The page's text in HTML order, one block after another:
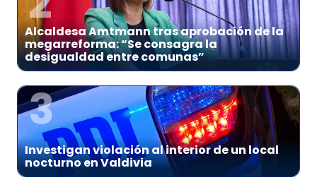
Alcaldesa Amtmann tras aprobación de la
megarreforma: “Se consagra la
desigualdad entre comunas”
3
Investigan violación al interior de un local
nocturno en Valdivia